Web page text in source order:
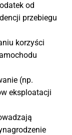
od
przebiegu
korzyści
(np.
eksploatacji